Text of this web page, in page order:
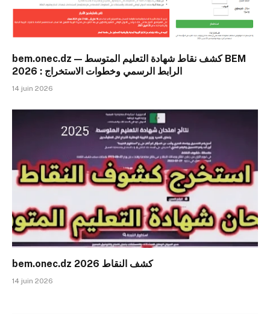
bem.onec.dz — كشف نقاط شهادة التعليم المتوسط BEM
2026 : الرابط الرسمي وخطوات الاستخراج
14 juin 2026
bem.onec.dz 2026 كشف النقاط
14 juin 2026